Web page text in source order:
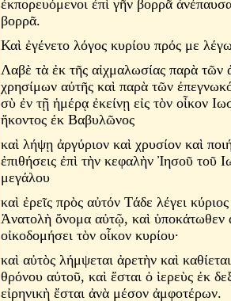
ἐκπορευόμενοι ἐπὶ γῆν βορρᾶ
βορρᾶ.
Καὶ ἐγένετο λόγος κυρίου πρός με
Λαβὲ τὰ ἐκ τῆς αἰχμαλωσίας παρὰ τῶν
χρησίμων αὐτῆς καὶ παρὰ τῶν
σὺ ἐν τῇ ἡμέρᾳ ἐκείνῃ εἰς τὸν οἶκον
ἥκοντος ἐκ Βαβυλῶνος
καὶ λήψῃ ἀργύριον καὶ χρυσίον καὶ
ἐπιθήσεις ἐπὶ τὴν κεφαλὴν Ἰησοῦ τοῦ
μεγάλου
καὶ ἐρεῖς πρὸς αὐτόν Τάδε λέγει
Ἀνατολὴ ὄνομα αὐτῷ, καὶ ὑποκάτωθεν
οἰκοδομήσει τὸν οἶκον κυρίου·
καὶ αὐτὸς λήμψεται ἀρετὴν καὶ
θρόνου αὐτοῦ, καὶ ἔσται ὁ ἱερεὺς ἐκ
εἰρηνικὴ ἔσται ἀνὰ μέσον ἀμφοτέρων.